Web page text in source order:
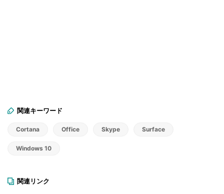
関連キーワード
Cortana Office Skype Surface
Windows 10
関連リンク